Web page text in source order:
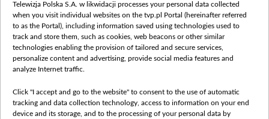
Бяспека
Youtube
Белсат news
Белсат Shorts
Жэстачайшы мульт
Belsat English
Telewizja Polska S.A. w likwidacji processes your personal data collected
when you visit individual websites on the tvp.pl Portal (hereinafter referred
to as the Portal), including information saved using technologies used to
track and store them, such as cookies, web beacons or other similar
technologies enabling the provision of tailored and secure services,
personalize content and advertising, provide social media features and
analyze Internet traffic.
Click "I accept and go to the website" to consent to the use of automatic
tracking and data collection technology, access to information on your end
device and its storage, and to the processing of your personal data by